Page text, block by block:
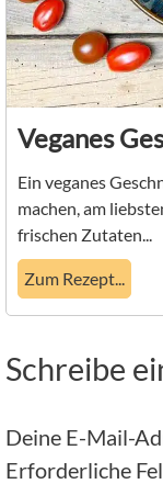
Veganes
Ein veganes
machen, am
frischen Zutaten...
Zum Rezept...
Schreibe
Deine E-Mail-
Erforderliche